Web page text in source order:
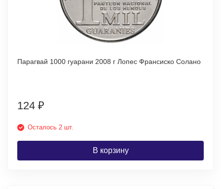
Парагвай 1000 гуарани 2008 г Лопес Франсиско Солано
124 ₽
Осталось 2 шт.
В корзину